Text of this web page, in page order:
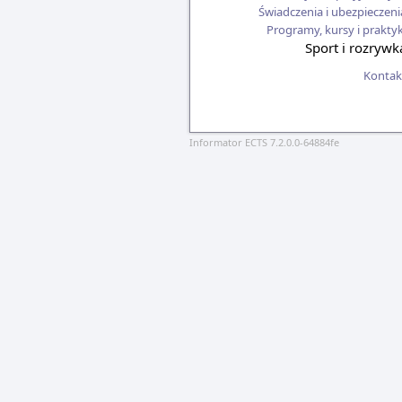
Świadczenia i
Programy, kursy i
Sport i
Informator ECTS 7.2.0.0-64884fe